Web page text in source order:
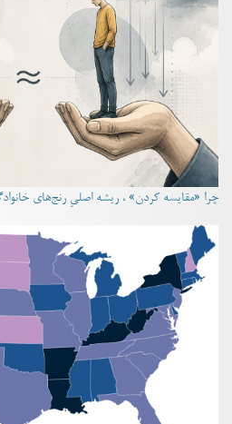
چرا «مقایسه کردن» ، ریشه اصلیِ رنج‌های